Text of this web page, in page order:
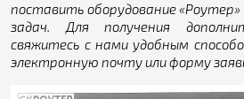
поставить оборудование
задач. Для получения
свяжитесь с нами удобным
электронную почту или форму